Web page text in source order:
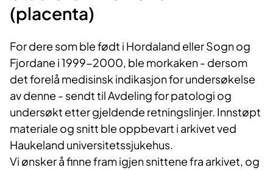
(placenta)
For dere som ble født i Hordaland eller Sogn og
Fjordane i 1999-2000, ble morkaken - dersom
det forelå medisinsk indikasjon for undersøkelse
av denne - sendt til Avdeling for patologi og
undersøkt etter gjeldende retningslinjer. Innstøpt
materiale og snitt ble oppbevart i arkivet ved
Haukeland universitetssjukehus.
Vi ønsker å finne fram igjen snittene fra arkivet, og